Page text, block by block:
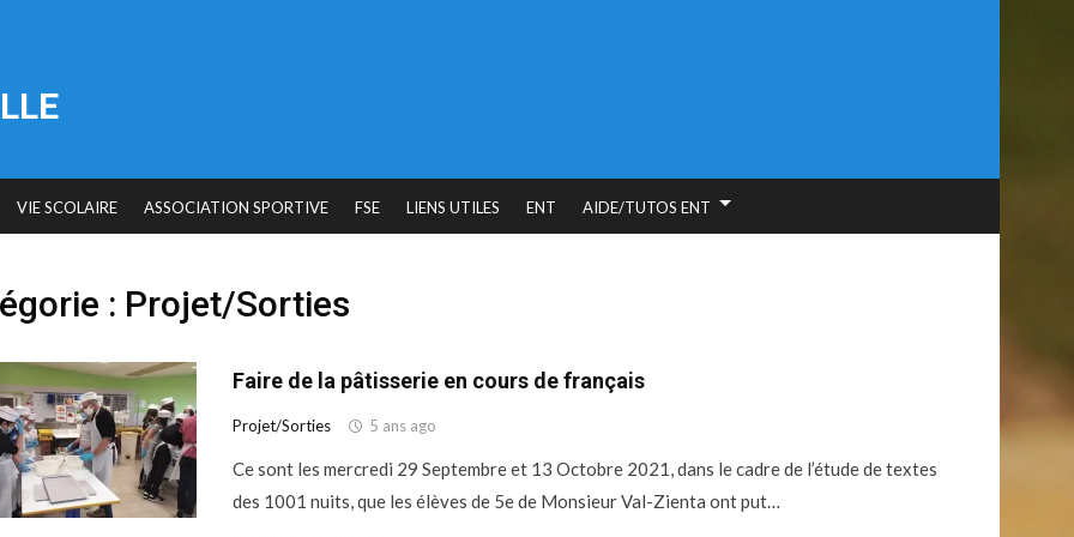
VIE SCOLAIRE ASSOCIATION SPORTIVE FSE LIENS UTILES ENT AIDE/TUTOS ENT
: Projet/Sorties
Faire de la pâtisserie en cours de français
Projet/Sorties 5 ans ago
Ce sont les mercredi 29 Septembre et 13 Octobre 2021, dans le cadre de l’étude de textes
des 1001 nuits, que les élèves de 5e de Monsieur Val-Zienta ont put…